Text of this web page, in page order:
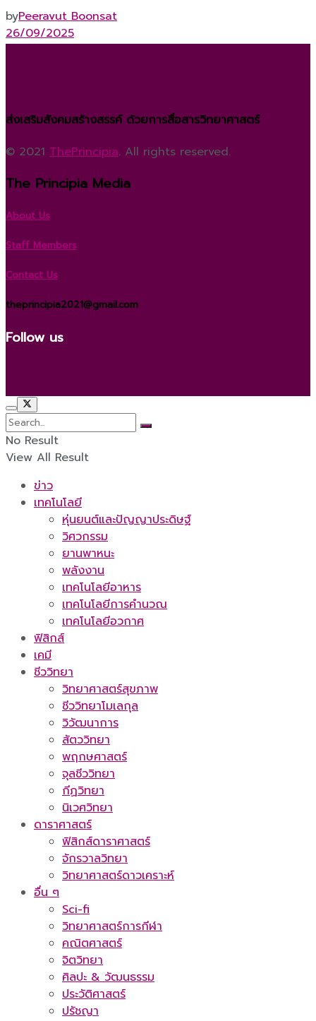
byPeeravut Boonsat
26/09/2025
ส่งเสริมสังคมสร้างสรรค์ ด้วยการสื่อสารวิทยาศาสตร์
© 2021 ThePrincipia. All rights reserved.
The Principia Media
About Us
Staff Members
Contact Us
theprincipia2021@gmail.com
Follow us
No Result
View All Result
ข่าว
เทคโนโลยี
หุ่นยนต์และปัญญาประดิษฐ์
วิศวกรรม
ยานพาหนะ
พลังงาน
เทคโนโลยีอาหาร
เทคโนโลยีการคำนวณ
เทคโนโลยีอวกาศ
ฟิสิกส์
เคมี
ชีววิทยา
วิทยาศาสตร์สุขภาพ
ชีววิทยาโมเลกุล
วิวัฒนาการ
สัตววิทยา
พฤกษศาสตร์
จุลชีววิทยา
กีฏวิทยา
นิเวศวิทยา
ดาราศาสตร์
ฟิสิกส์ดาราศาสตร์
จักรวาลวิทยา
วิทยาศาสตร์ดาวเคราะห์
อื่น ๆ
Sci-fi
วิทยาศาสตร์การกีฬา
คณิตศาสตร์
จิตวิทยา
ศิลปะ & วัฒนธรรม
ประวัติศาสตร์
ปรัชญา